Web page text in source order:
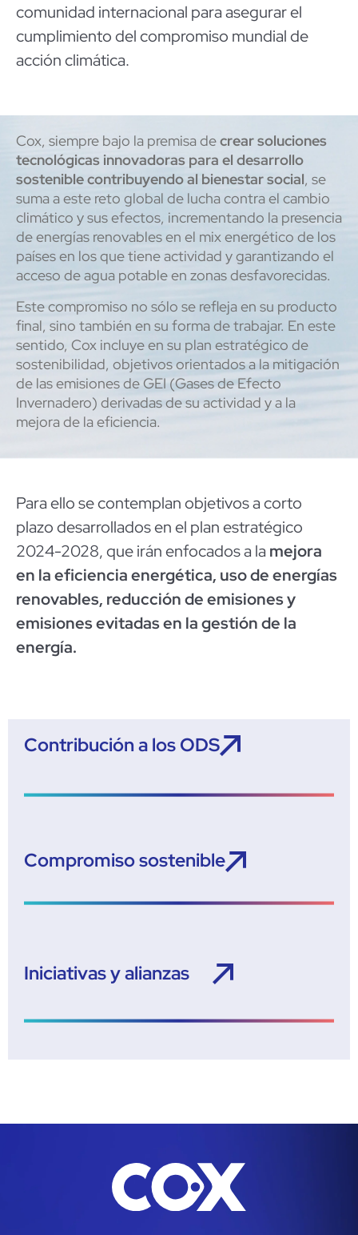
comunidad internacional para asegurar el
cumplimiento del compromiso mundial de
acción climática.
Cox, siempre bajo la premisa decrear soluciones
tecnológicas innovadoras para el desarrollo
sostenible contribuyendo al bienestar social, se
suma a este reto global de lucha contra el cambio
climático y sus efectos, incrementando la presencia
de energías renovables en el mix energético de los
países en los que tiene actividad y garantizando el
acceso de agua potable en zonas desfavorecidas.
Este compromiso no sólo se refleja en su producto
final, sino también en su forma de trabajar. En este
sentido, Cox incluye en su plan estratégico de
sostenibilidad, objetivos orientados a la mitigación
de las emisiones de GEI (Gases de Efecto
Invernadero) derivadas de su actividad y a la
mejora de la eficiencia.
Para ello se contemplan objetivos a corto
plazo desarrollados en el plan estratégico
2024-2028, que irán enfocados a la mejora
en la eficiencia energética, uso de energías
renovables, reducción de emisiones y
emisiones evitadas en la gestión de la
energía.
Contribución a los ODS
Compromiso sostenible
Iniciativas y alianzas